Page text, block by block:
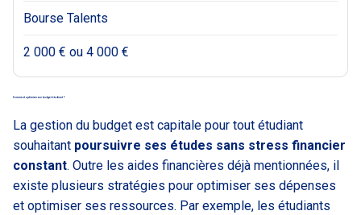
Bourse Talents
2 000 € ou 4 000 €
Comment optimiser son budget étudiant ?
La gestion du budget est capitale pour tout étudiant
souhaitant poursuivre ses études sans stress financier
constant. Outre les aides financières déjà mentionnées, il
existe plusieurs stratégies pour optimiser ses dépenses
et optimiser ses ressources. Par exemple, les étudiants